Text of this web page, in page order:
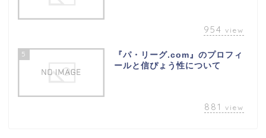
954 view
5
『パ・リーグ.com』のプロフィ
ールと信ぴょう性について
881 view